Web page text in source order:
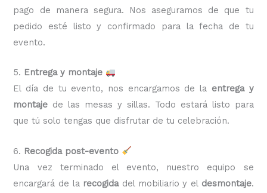
pago de manera segura. Nos aseguramos de que tu
pedido esté listo y confirmado para la fecha de tu
evento.
5. Entrega y montaje
El día de tu evento, nos encargamos de la entrega y
montaje de las mesas y sillas. Todo estará listo para
que tú solo tengas que disfrutar de tu celebración.
6. Recogida post-evento
Una vez terminado el evento, nuestro equipo se
encargará de la recogidadel mobiliario y el desmontaje.